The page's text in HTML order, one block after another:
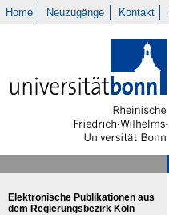
Home Neuzugänge Kontakt
Elektronische Publikationen aus
dem Regierungsbezirk Köln